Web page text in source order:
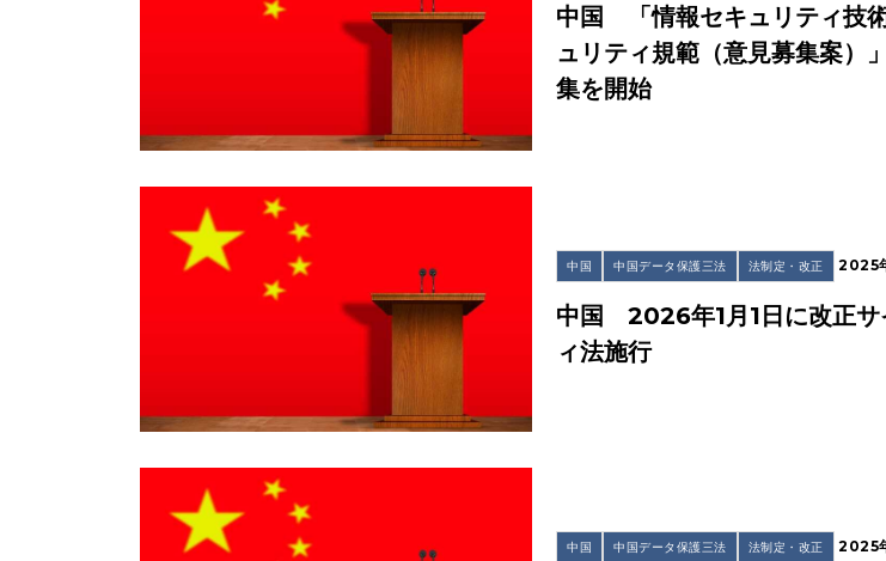
中国 「情報セキュリティ技
ュリティ規範（意見募集案）
集を開始
中国 中国データ保護三法 法制定・改正 2025
中国 2026年1月1日に改正サ
ィ法施行
中国 中国データ保護三法 法制定・改正 2025